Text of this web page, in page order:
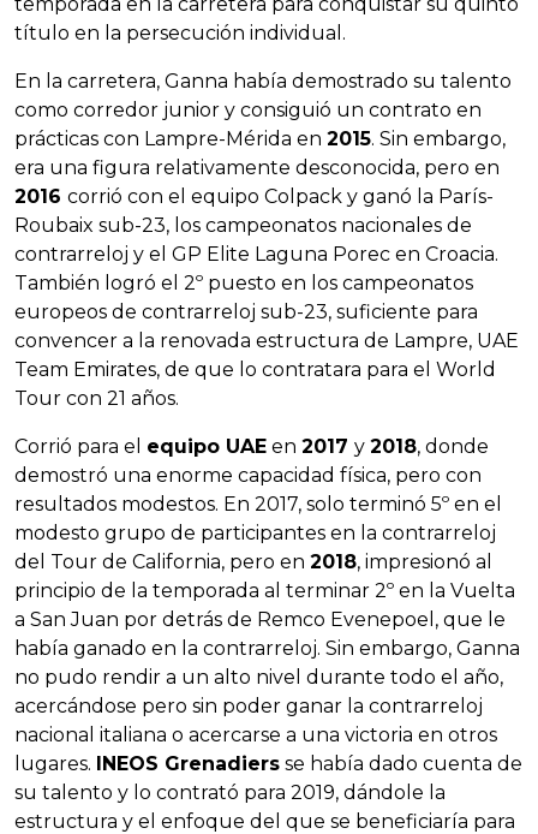
título en la persecución individual.
En la carretera, Ganna había demostrado su talento
como corredor junior y consiguió un contrato en
prácticas con Lampre-Mérida en 2015. Sin embargo,
era una figura relativamente desconocida, pero en
2016 corrió con el equipo Colpack y ganó la París-
Roubaix sub-23, los campeonatos nacionales de
contrarreloj y el GP Elite Laguna Porec en Croacia.
También logró el 2º puesto en los campeonatos
europeos de contrarreloj sub-23, suficiente para
convencer a la renovada estructura de Lampre, UAE
Team Emirates, de que lo contratara para el World
Tour con 21 años.
Corrió para el equipo UAE en 2017 y 2018, donde
demostró una enorme capacidad física, pero con
resultados modestos. En 2017, solo terminó 5º en el
modesto grupo de participantes en la contrarreloj
del Tour de California, pero en 2018, impresionó al
principio de la temporada al terminar 2º en la Vuelta
a San Juan por detrás de Remco Evenepoel, que le
había ganado en la contrarreloj. Sin embargo, Ganna
no pudo rendir a un alto nivel durante todo el año,
acercándose pero sin poder ganar la contrarreloj
nacional italiana o acercarse a una victoria en otros
lugares. INEOS Grenadiers se había dado cuenta de
su talento y lo contrató para 2019, dándole la
estructura y el enfoque del que se beneficiaría para